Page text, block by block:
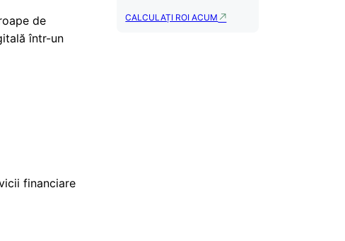
de
într-un
financiare
CALCULAȚI ROI ACUM